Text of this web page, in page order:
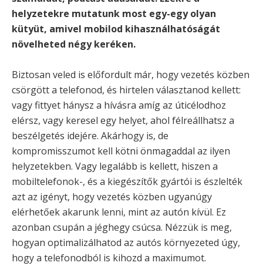
helyzetekre mutatunk most egy-egy olyan
kütyüt, amivel mobilod kihasználhatóságát
növelheted négy keréken.
Biztosan veled is előfordult már, hogy vezetés közben
csörgött a telefonod, és hirtelen választanod kellett:
vagy fittyet hánysz a hívásra amíg az úticélodhoz
elérsz, vagy keresel egy helyet, ahol félreállhatsz a
beszélgetés idejére. Akárhogy is, de
kompromisszumot kell kötni önmagaddal az ilyen
helyzetekben. Vagy legalább is kellett, hiszen a
mobiltelefonok-, és a kiegészítők gyártói is észlelték
azt az igényt, hogy vezetés közben ugyanúgy
elérhetőek akarunk lenni, mint az autón kívül. Ez
azonban csupán a jéghegy csúcsa. Nézzük is meg,
hogyan optimalizálhatod az autós környezeted úgy,
hogy a telefonodból is kihozd a maximumot.